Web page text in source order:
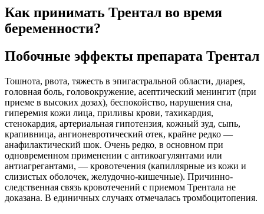
Как принимать Трентал во время
беременности?
Побочные эффекты препарата Трентал
Тошнота, рвота, тяжесть в эпигастральной области, диарея,
головная боль, головокружение, асептический менингит (при
приеме в высоких дозах), беспокойство, нарушения сна,
гиперемия кожи лица, приливы крови, тахикардия,
стенокардия, артериальная гипотензия, кожный зуд, сыпь,
крапивница, ангионевротический отек, крайне редко —
анафилактический шок. Очень редко, в основном при
одновременном применении с антикоагулянтами или
антиагрегантами, — кровотечения (капиллярные из кожи и
слизистых оболочек, желудочно-кишечные). Причинно-
следственная связь кровотечений с приемом Трентала не
доказана. В единичных случаях отмечалась тромбоцитопения.